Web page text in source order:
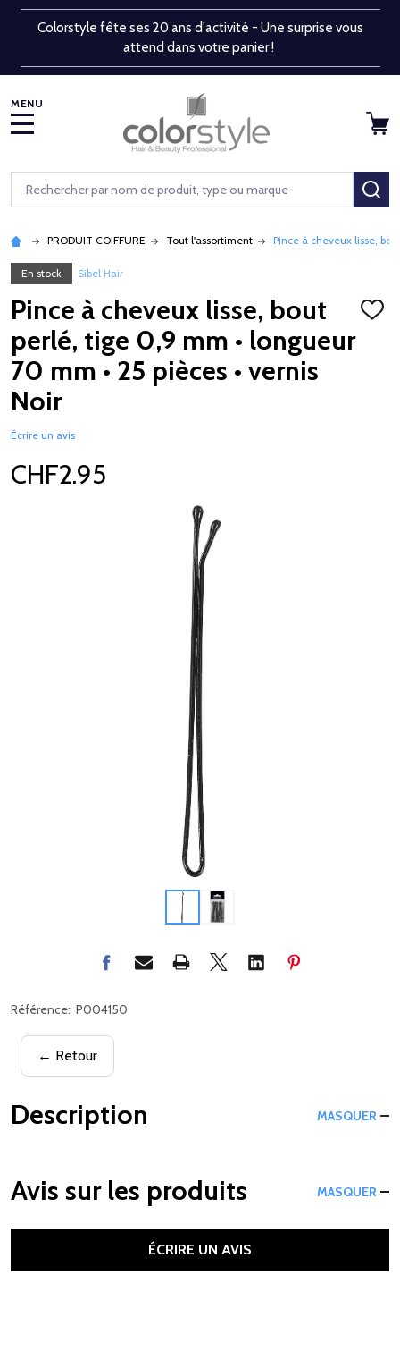
Colorstyle fête ses 20 ans d'activité - Une surprise vous
attend dans votre panier !
Rechercher
PRODUIT COIFFURE Tout l'assortiment Pince à cheveux lisse,
En stock Sibel Hair
Pince à cheveux lisse, bout
perlé, tige 0,9 mm • longueur
70 mm • 25 pièces • vernis
Noir
Écrire un avis
CHF2.95
Référence: P004150
← Retour
Description MASQUER
Avis sur les produits MASQUER
ÉCRIRE UN AVIS